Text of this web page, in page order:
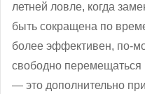
летней ловле, когда
быть сокращена по
более эффективен, по-
свободно перемещаться
— это дополнительно